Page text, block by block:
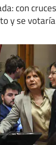
con
y se